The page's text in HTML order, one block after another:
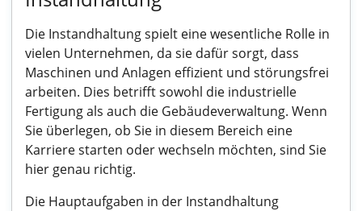
Die Instandhaltung spielt eine wesentliche Rolle in
vielen Unternehmen, da sie dafür sorgt, dass
Maschinen und Anlagen effizient und störungsfrei
arbeiten. Dies betrifft sowohl die industrielle
Fertigung als auch die Gebäudeverwaltung. Wenn
Sie überlegen, ob Sie in diesem Bereich eine
Karriere starten oder wechseln möchten, sind Sie
hier genau richtig.
Die Hauptaufgaben in der Instandhaltung